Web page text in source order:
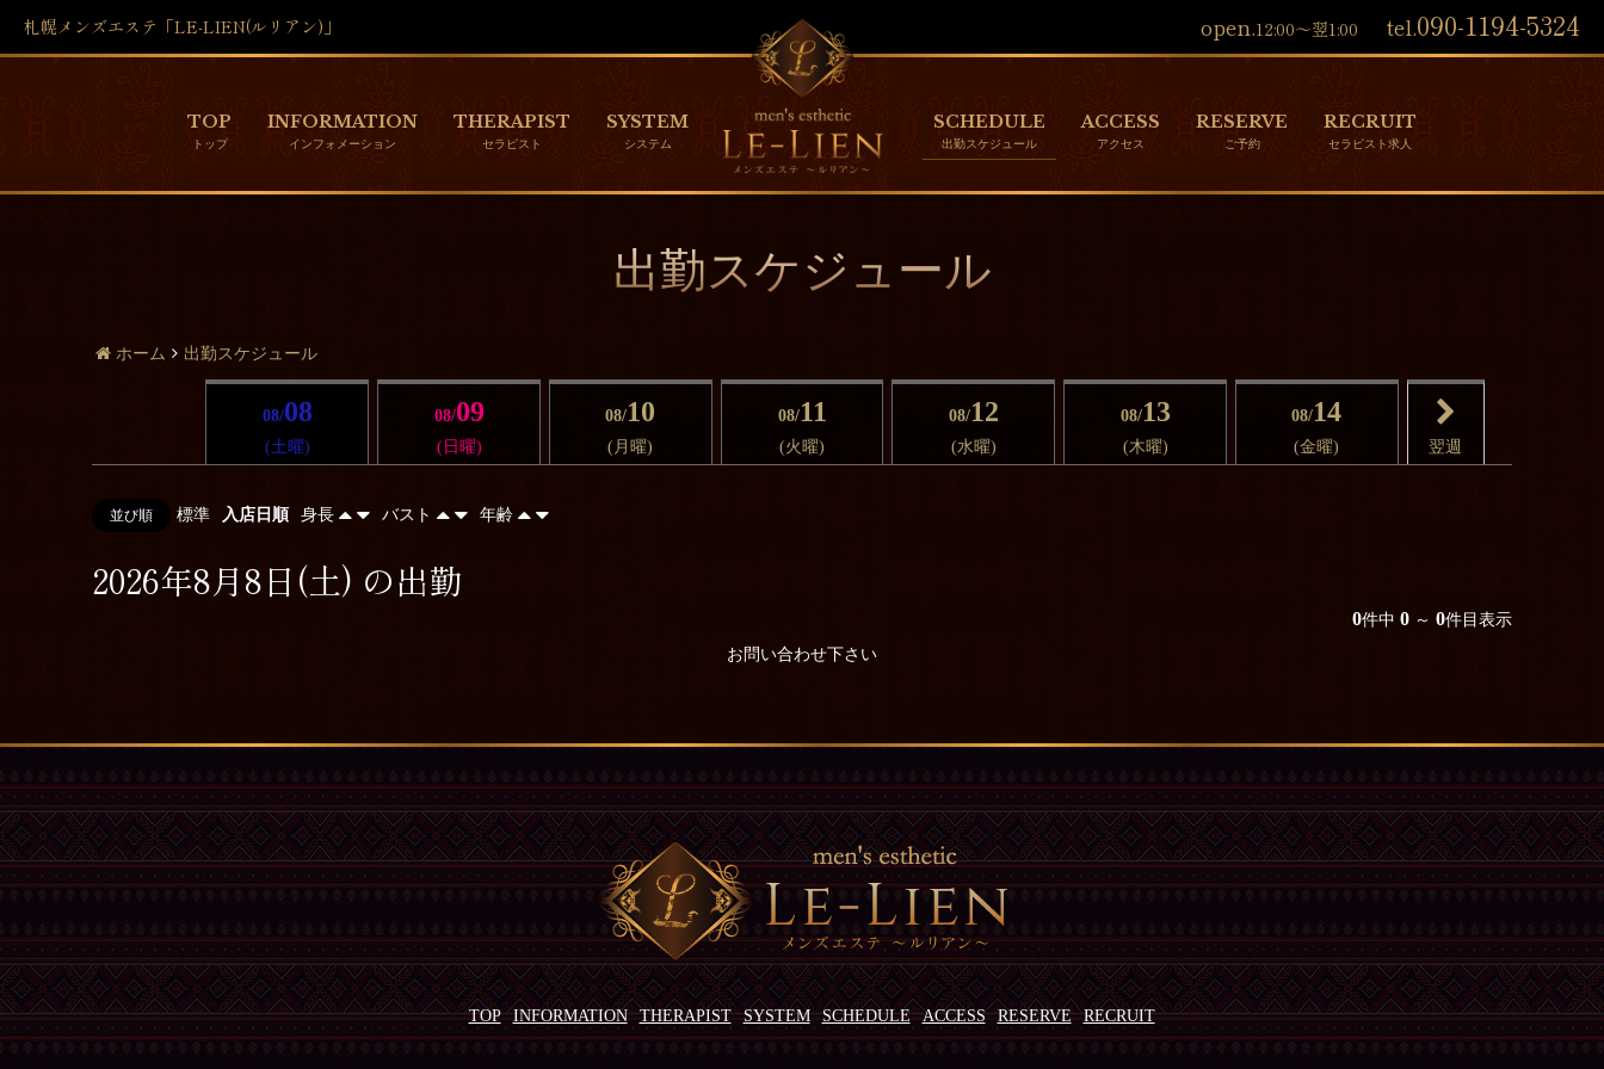
札幌メンズエステ「LE-LIEN(ルリアン)」 open.12:00～翌1:00 tel.090-1194-5324
TOP INFORMATION THERAPIST SYSTEM SCHEDULE ACCESS RESERVE RECRUIT
出勤スケジュール
ホーム 出勤スケジュール
08/08
(土曜)
08/09
(日曜)
08/10
(月曜)
08/11
(火曜)
08/12
(水曜)
08/13
(木曜)
08/14
(金曜) 翌週
並び順 標準 入店日順 身長 バスト 年齢
2026年8月8日(土) の出勤
0件中 0 ～ 0件目表示
お問い合わせ下さい
TOP INFORMATION THERAPIST SYSTEM SCHEDULE ACCESS RESERVE RECRUIT